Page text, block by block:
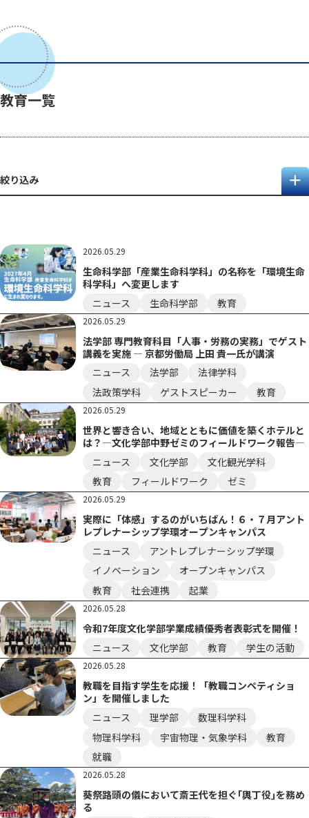
教育一覧
絞り込み
2026.05.29
生命科学部「産業生命科学科」の名称を「環境生命
科学科」へ変更します
ニュース
生命科学部 教育
2026.05.29
法学部 専門教育科目「人事・労務の実務」でゲスト
講義を実施 ― 京都労働局 上田 貴一氏が講演
ニュース
法学部
法律学科
法政策学科
ゲストスピーカー 教育
2026.05.29
世界と響き合い、地域とともに価値を築くホテルと
は？―文化学部中野ゼミのフィールドワーク報告―
ニュース
文化学部
文化観光学科
教育
フィールドワーク ゼミ
2026.05.29
実際に「体感」するのがいちばん！６・７月アント
レプレナーシップ学環オープンキャンパス
ニュース
アントレプレナーシップ学環
イノベーション
オープンキャンパス
教育
社会連携 起業
2026.05.28
令和7年度文化学部学業成績優秀者表彰式を開催！
ニュース
文化学部 教育 学生の活動
2026.05.28
教職を目指す学生を応援！「教職コンペティショ
ン」を開催しました
ニュース
理学部
数理科学科
物理科学科
宇宙物理・気象学科
教育
就職
2026.05.28
葵祭路頭の儀において斎王代を担ぐ｢輿丁役｣を務め
る